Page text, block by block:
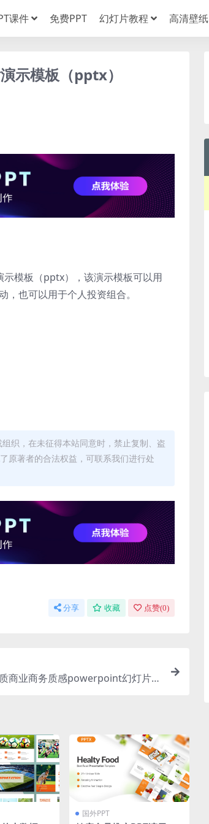
课件 免费PPT 幻灯片教程 高清壁纸
示模板（pptx）
模板（pptx），该演示模板可以用
也可以用于个人投资组合。
织，在未征得本站同意时，禁止复制、盗
原著者的合法权益，可联系我们进行处
分享 收藏 点赞(0)
商业商务质感powerpoint幻灯片演
国外PPT